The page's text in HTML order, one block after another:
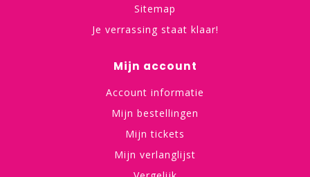
Sitemap
Je verrassing staat klaar!
Mijn account
Account informatie
Mijn bestellingen
Mijn tickets
Mijn verlanglijst